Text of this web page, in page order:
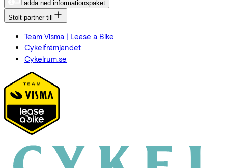
Ladda ned informationspaket
Stolt partner till
Team Visma | Lease a Bike
Cykelfrämjandet
Cykelrum.se